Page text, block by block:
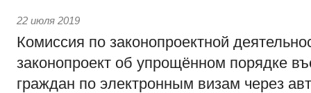
22 июля 2019
Комиссия по законопроектной
законопроект об упрощённом порядке
граждан по электронным визам через